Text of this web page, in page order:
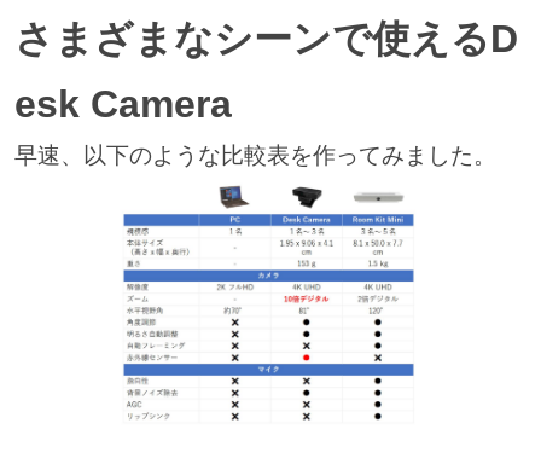
さまざまなシーンで使えるD
esk Camera
早速、以下のような比較表を作ってみました。